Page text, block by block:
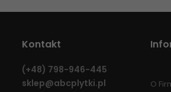
Kontakt
(+48) 798-946-445
sklep@abcplytki.pl
O